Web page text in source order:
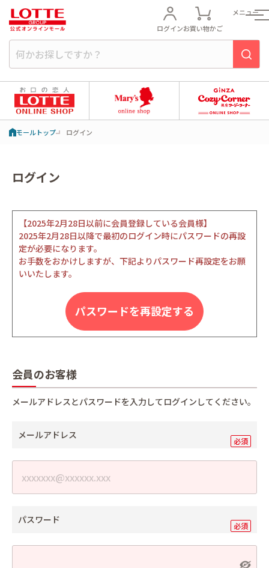
ログインお買い物かご
メニュー
モールトップ ログイン
ログイン
【2025年2月28日以前に会員登録している会員様】
2025年2月28日以降で最初のログイン時にパスワードの再設
定が必要になります。
お手数をおかけしますが、下記よりパスワード再設定をお願
いいたします。
パスワードを再設定する
会員のお客様
メールアドレスとパスワードを入力してログインしてください。
メールアドレス
パスワード